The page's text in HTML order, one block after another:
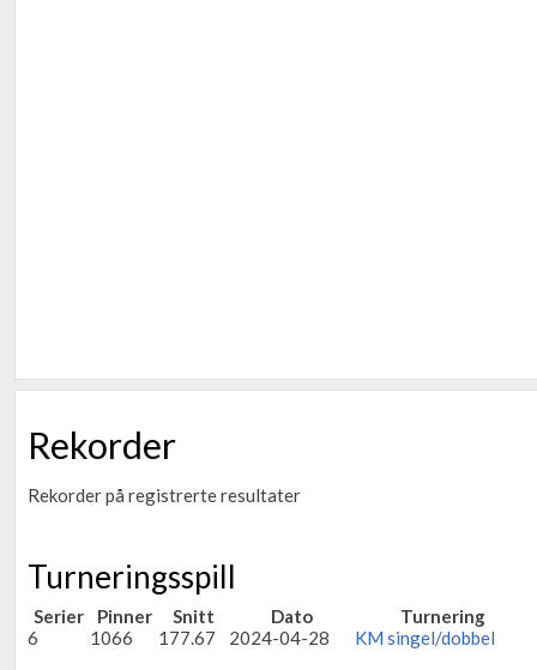
Rekorder
Rekorder på registrerte resultater
Turneringsspill
Serier Pinner Snitt Dato
Turnering
6
1066 177.67 2024-04-28 KM singel/dobbel